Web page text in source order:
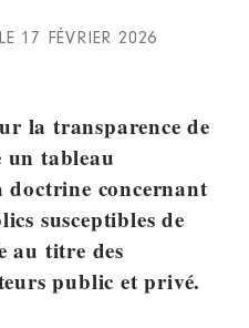
17 FÉVRIER 2026
la transparence de
tableau
doctrine concernant
susceptibles de
au titre des
public et privé.